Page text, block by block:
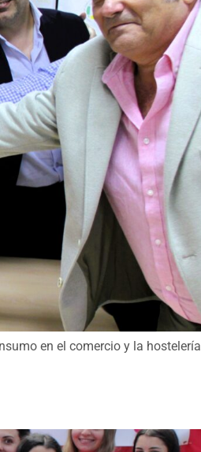
en el comercio y la hostelería